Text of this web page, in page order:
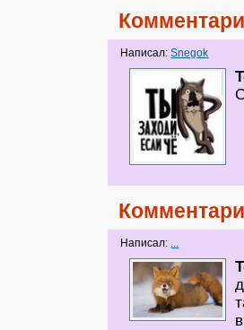
Написал:Snegok
Написал: ...